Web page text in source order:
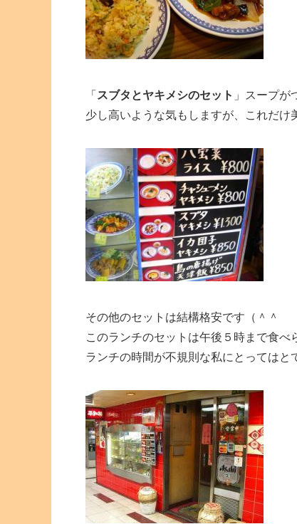
「 スブタとヤキメシのセット 」スープが
少し高いような気もしますが、これだけ
その他のセットは結構格安です（＾＾
このランチのセットは午後５時まで食べ
ランチの時間が不規則な私にとってはと